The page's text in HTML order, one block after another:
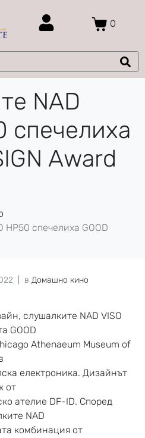
0
NAD
спечелиха
Award
НР50 спечелиха GOOD
в Домашно кино
слушалките NAD VISO
GOOD
Athenaeum Museum of
електроника. Дизайнът
от
ателие DF-ID. Според
NAD
комбинация от